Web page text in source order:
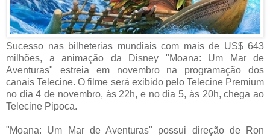
Sucesso nas bilheterias mundiais com mais de US$ 643
milhões, a animação da Disney "Moana: Um Mar de
Aventuras" estreia em novembro na programação dos
canais Telecine. O filme será exibido pelo Telecine Premium
no dia 4 de novembro, às 22h, e no dia 5, às 20h, chega ao
Telecine Pipoca.
"Moana: Um Mar de Aventuras" possui direção de Ron